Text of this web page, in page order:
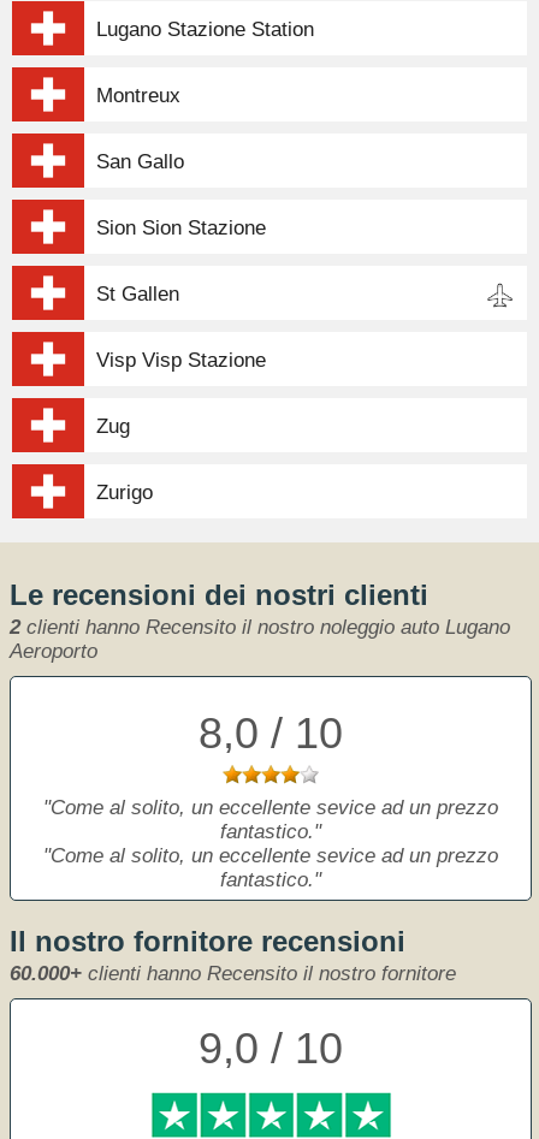
Lugano Stazione Station
Montreux
San Gallo
Sion Sion Stazione
St Gallen
Visp Visp Stazione
Zug
Zurigo
Le recensioni dei nostri clienti
2clienti hanno Recensito il nostro noleggio auto Lugano
Aeroporto
8,0 / 10
Come al solito, un eccellente sevice ad un prezzo
fantastico.
Come al solito, un eccellente sevice ad un prezzo
fantastico.
Il nostro fornitore recensioni
60.000+ clienti hanno Recensito il nostro fornitore
9,0 / 10